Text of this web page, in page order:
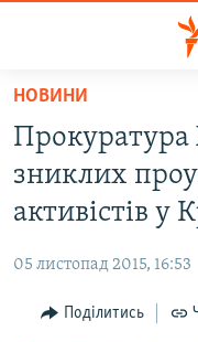
Перейти
основного
матеріалу
до
основної
Перейти
ВОДА.КРИМ
ВІДЕО ТА ФОТО
БЛОГИ
ПОГЛЯД
НОВИНИ
зниклих
активістів у
05 листопад 2015, 16:53
Поділитись